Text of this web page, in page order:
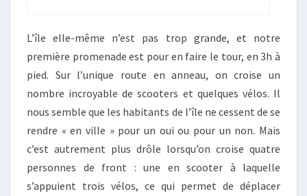
L’île elle-même n’est pas trop grande, et notre
première promenade est pour en faire le tour, en 3h à
pied. Sur l’unique route en anneau, on croise un
nombre incroyable de scooters et quelques vélos. Il
nous semble que les habitants de l’île ne cessent de se
rendre « en ville » pour un oui ou pour un non. Mais
c’est autrement plus drôle lorsqu’on croise quatre
personnes de front : une en scooter à laquelle
s’appuient trois vélos, ce qui permet de déplacer